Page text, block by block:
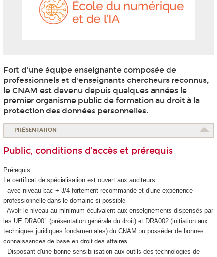
Fort d'une équipe enseignante composée de
professionnels et d'enseignants chercheurs reconnus,
le CNAM est devenu depuis quelques années le
premier organisme public de formation au droit à la
protection des données personnelles.
PRÉSENTATION
Public, conditions d’accès et prérequis
Prérequis :
Le certificat de spécialisationest ouvert aux auditeurs :
- avec niveau bac + 3/4 fortement recommandé et d'une expérience
professionnelle dans le domaine si possible
- Avoir le niveau au minimum équivalent aux enseignements dispensés par
les UE DRA001 (présentation générale du droit) et DRA002 (initiation aux
techniques juridiques fondamentales) du CNAM ou posséder de bonnes
connaissances de base en droit des affaires.
- Disposant d'une bonne sensibilisation aux outils des technologies de